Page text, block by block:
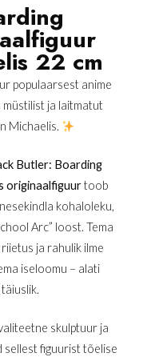
22 cm
populaarsest anime
müstilist ja laitmatut
Michaelis.
Butler: Boarding
originaalfiguurtoob
kohaloleku,
Arc” loost. Tema
ja rahulik ilme
iseloomu – alati
skulptuur ja
sellest figuurist tõelise